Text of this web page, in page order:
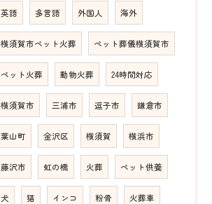
英語 多言語 外国人 海外
横須賀市ペット火葬 ペット葬儀横須賀市
ペット火葬 動物火葬 24時間対応
横須賀市 三浦市 逗子市 鎌倉市
葉山町 金沢区 横須賀 横浜市
藤沢市 虹の橋 火葬 ペット供養
犬 猫 インコ 粉骨 火葬車